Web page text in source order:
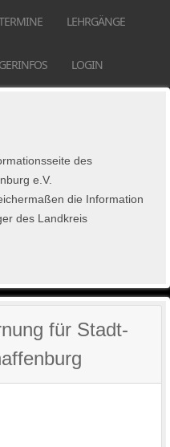
LEHRGÄNGE
LOGIN
des
e.V.
die Information
des Landkreis
für Stadt-